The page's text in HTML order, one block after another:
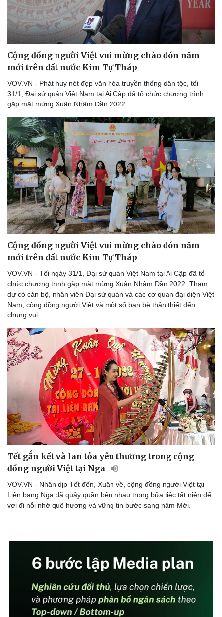
Văn hóa
Sân khấu - Điện ảnh
Văn học
Âm nhạc
Giải trí
Nghệ sĩ
Thời trang
Sao Việt
Cộng đồng người Việt vui mừng chào đón năm
mới trên đất nước Kim Tự Tháp
VOV.VN - Phát huy nét đẹp văn hóa truyền thống dân tộc, tối
31/1, Đại sứ quán Việt Nam tại Ai Cập đã tổ chức chương trình
gặp mặt mừng Xuân Nhâm Dần 2022.
Cộng đồng người Việt vui mừng chào đón năm
mới trên đất nước Kim Tự Tháp
VOV.VN - Tối ngày 31/1, Đại sứ quán Việt Nam tại Ai Cập đã tổ
chức chương trình gặp mặt mừng Xuân Nhâm Dần 2022. Tham
dự có cán bộ, nhân viên Đại sứ quán và các cơ quan đại diện Việt
Nam, cộng đồng người Việt và một số bạn bè thân thiết đến
chung vui.
Tết gắn kết và lan tỏa yêu thương trong cộng
đồng người Việt tại Nga
VOV.VN - Nhân dịp Tết đến, Xuân về, cộng đồng người Việt tại
Liên bang Nga đã quây quần bên nhau trong bữa tiệc tất niên để
vơi đi nỗi nhớ quê hương và vững tin bước sang năm Mới.